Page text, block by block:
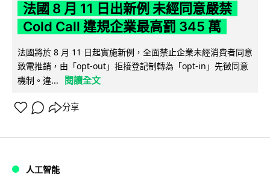
法國 8 月 11 日出新例 未經同意嚴禁
Cold Call 違規企業最高罰 345 萬
法國將於 8 月 11 日起實施新例，全面禁止企業未經消費者同意
致電推銷，由「opt-out」拒接登記制轉為「opt-in」先徵同意
機制。違...
閱讀全文
分享
人工智能